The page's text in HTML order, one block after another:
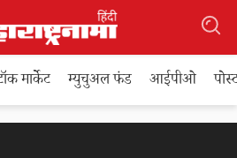
मार्केट म्युचुअल फंड आईपीओ